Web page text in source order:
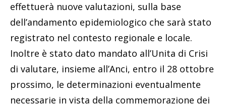
effettuerà nuove valutazioni, sulla base
dell’andamento epidemiologico che sarà stato
registrato nel contesto regionale e locale.
Inoltre è stato dato mandato all’Unita di Crisi
di valutare, insieme all’Anci, entro il 28 ottobre
prossimo, le determinazioni eventualmente
necessarie in vista della commemorazione dei